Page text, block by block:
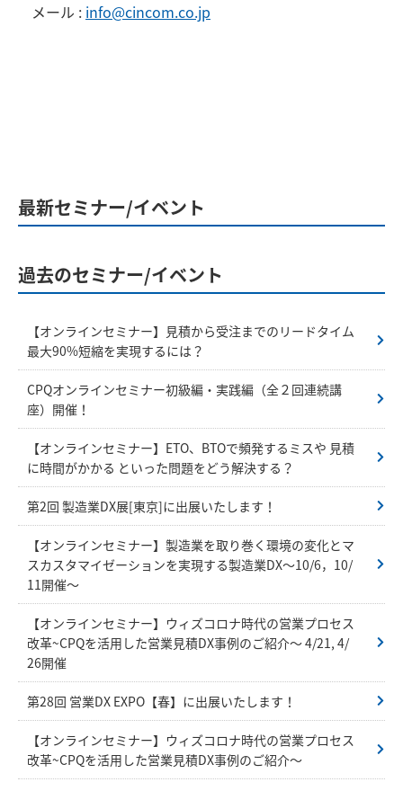
メール : info@cincom.co.jp
最新セミナー/イベント
過去のセミナー/イベント
【オンラインセミナー】見積から受注までのリードタイム
最大90%短縮を実現するには？
CPQオンラインセミナー初級編・実践編（全２回連続講
座）開催！
【オンラインセミナー】ETO、BTOで頻発するミスや 見積
に時間がかかる といった問題をどう解決する？
第2回 製造業DX展[東京]に出展いたします！
【オンラインセミナー】製造業を取り巻く環境の変化とマ
スカスタマイゼーションを実現する製造業DX～10/6，10/
11開催～
【オンラインセミナー】ウィズコロナ時代の営業プロセス
改革~CPQを活用した営業見積DX事例のご紹介～ 4/21, 4/
26開催
第28回 営業DX EXPO【春】に出展いたします！
【オンラインセミナー】ウィズコロナ時代の営業プロセス
改革~CPQを活用した営業見積DX事例のご紹介～